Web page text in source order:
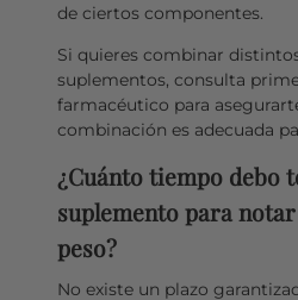
de ciertos componentes.
Si quieres combinar
suplementos, consulta
farmacéutico para
combinación es adecuada
¿Cuánto tiempo debo
suplemento para
peso?
No existe un plazo